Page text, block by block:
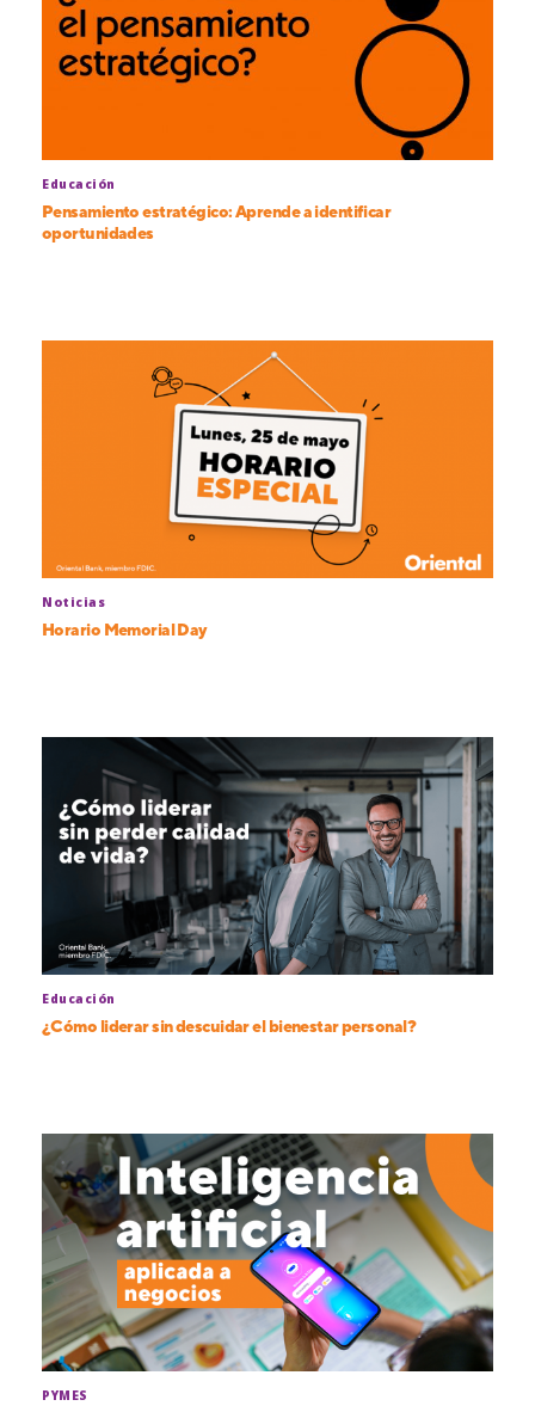
Educación
Pensamiento estratégico: Aprende a identificar
oportunidades
Noticias
Horario Memorial Day
Educación
¿Cómo liderar sin descuidar el bienestar personal?
PYMES